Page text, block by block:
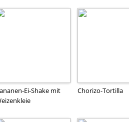
Ei-Shake mit
Chorizo-Tortilla